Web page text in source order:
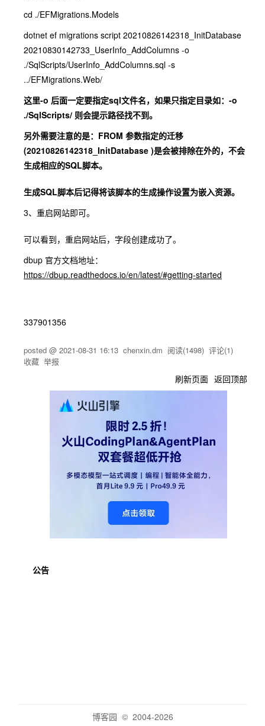
cd ./EFMigrations.Models
dotnet ef migrations script 20210826142318_InitDatabase
20210830142733_UserInfo_AddColumns -o
./SqlScripts/UserInfo_AddColumns.sql -s
../EFMigrations.Web/
这里-o 后面一定要指定sql文件名，如果只指定目录如：-o
./SqlScripts/ 则会提示路径找不到。
另外需要注意的是：FROM 参数指定的迁移
(20210826142318_InitDatabase )是会被排除在外的，不会
生成相应的SQL脚本。
生成SQL脚本后记得将该脚本的生成操作设置为嵌入资源。
3、重启网站即可。
可以看到，重启网站后，字段创建成功了。
dbup 官方文档地址：
https://dbup.readthedocs.io/en/latest/#getting-started
337901356
posted @ 2021-08-31 16:13 chenxin.dm 阅读(1498) 评论(1)
收藏 举报
刷新页面 返回顶部
公告
博客园 © 2004-2026